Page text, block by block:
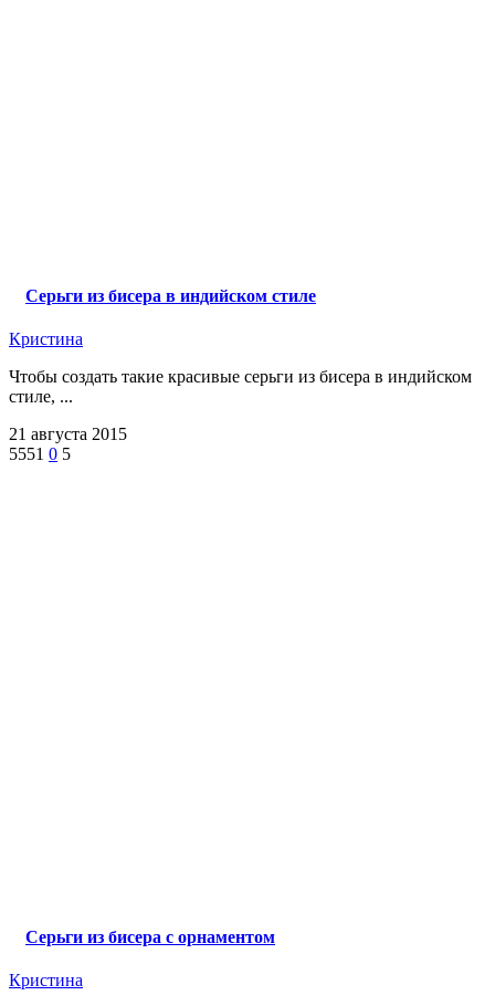
Серьги из бисера в индийском стиле
Кристина
Чтобы создать такие красивые серьги из бисера в индийском
стиле, ...
21 августа 2015
5551 0 5
Серьги из бисера с орнаментом
Кристина